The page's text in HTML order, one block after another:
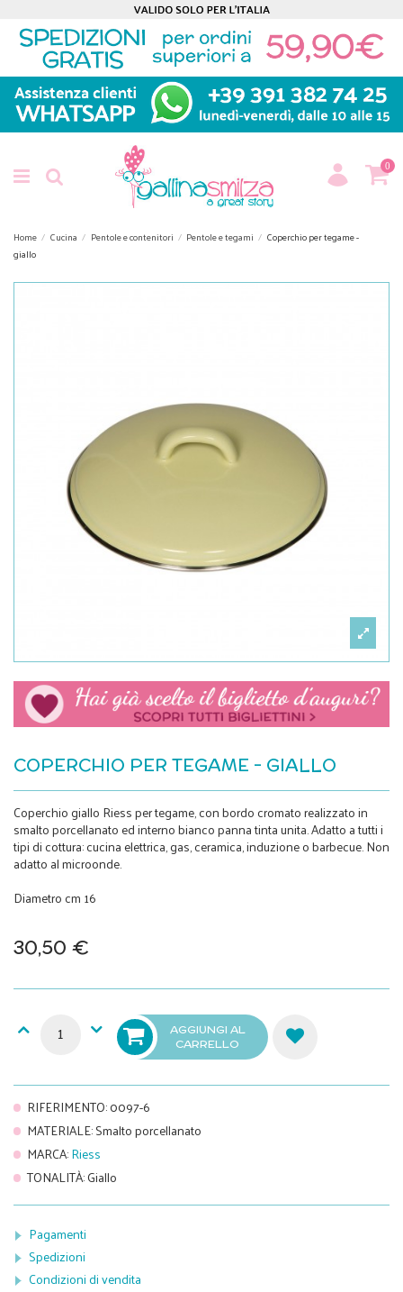
0
Home Cucina Pentole e contenitori Pentole e tegami
Coperchio per tegame -
giallo
COPERCHIO PER TEGAME - GIALLO
Coperchio giallo Riess per tegame, con bordo cromato realizzato in
smalto porcellanato ed interno bianco panna tinta unita. Adatto a tutti i
tipi di cottura: cucina elettrica, gas, ceramica, induzione o barbecue. Non
adatto al microonde.
Diametro cm 16
30,50 €
AGGIUNGI AL
CARRELLO
RIFERIMENTO:0097-6
MATERIALE:Smalto porcellanato
MARCA:Riess
TONALITÀ:Giallo
Pagamenti
Spedizioni
Condizioni di vendita